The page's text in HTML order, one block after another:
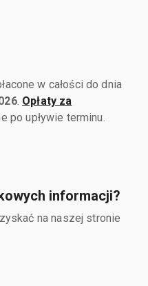
w całości do dnia
. Opłaty za
po upływie terminu.
informacji?
na naszej stronie